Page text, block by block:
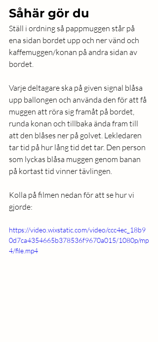
Såhär gör du
Ställ i ordning så pappmuggen står på
ena sidan bordet upp och ner vänd och
kaffemuggen/konan på andra sidan av
bordet.
Varje deltagare ska på given signal blåsa
upp ballongen och använda den för att få
muggen att röra sig framåt på bordet,
runda konan och tillbaka ända fram till
att den blåses ner på golvet. Lekledaren
tar tid på hur lång tid det tar. Den person
som lyckas blåsa muggen genom banan
på kortast tid vinner tävlingen.
Kolla på filmen nedan för att se hur vi
gjorde:
https://video.wixstatic.com/video/ccc4ec_18b9
0d7ca4354665b378536f9670a015/1080p/mp
4/file.mp4